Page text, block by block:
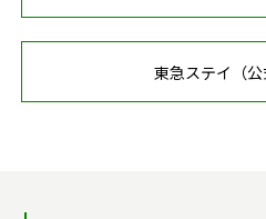
東急ステイ（公